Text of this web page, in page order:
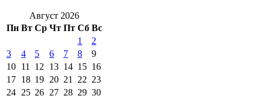
Август 2026
Пн Вт Ср Чт Пт Сб Вс
1
2
3
4 5 6 7 8
9
10 11 12 13 14 15 16
17 18 19 20 21 22 23
24 25 26 27 28 29 30